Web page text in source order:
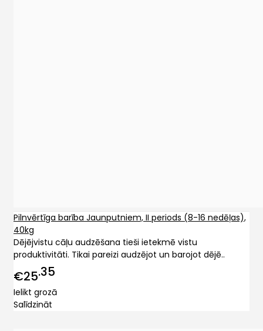
Pilnvērtīga barība Jaunputniem, II periods (8-16 nedēļas),
40kg
Dējējvistu cāļu audzēšana tieši ietekmē vistu
produktivitāti. Tikai pareizi audzējot un barojot dējē..
€25 35
Ielikt grozā
Salīdzināt